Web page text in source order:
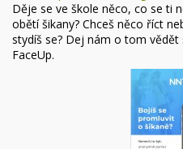
Děje se ve škole něco, co se ti
obětí šikany? Chceš něco říct
stydíš se? Dej nám o tom vědět
FaceUp.